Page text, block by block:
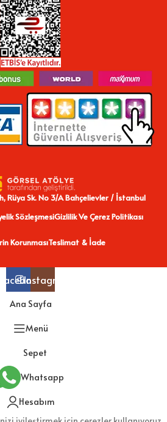
Rüya Sk. No 3/A Bahçelievler / İstanbul
SözleşmesiGizlilik Ve Çerez Politikası
KorunmasıTeslimat & İade
FacebookInstagram
Ana Sayfa
Menü
Sepet
Whatsapp
Hesabım